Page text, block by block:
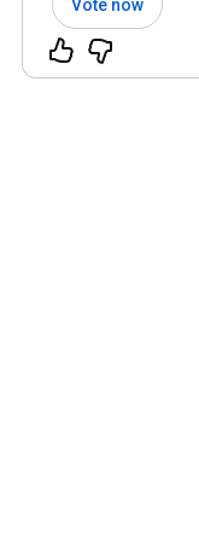
Vote now